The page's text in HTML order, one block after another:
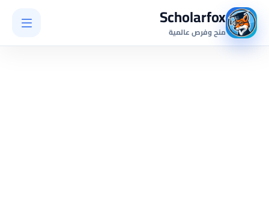
Scholarfox
منح وفرص عالمية